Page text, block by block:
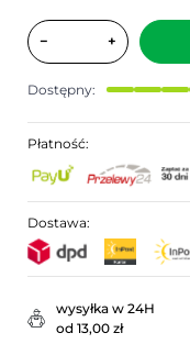
− +
Dostępny:
Płatność:
Dostawa:
wysyłka w 24H
od 13,00 zł